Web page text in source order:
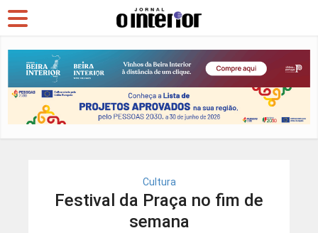
Cultura
Festival da Praça no fim de
semana